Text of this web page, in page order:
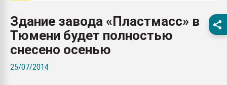
28.07.2026
ситуацией на
Здание завода «Пластмасс» в
Тюмени будет полностью
снесено осенью
25/07/2014